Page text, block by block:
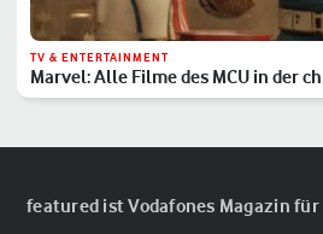
TV & ENTERTAINMENT
Marvel: Alle Filme des MCU in der
Reihenfolge
featured ist Vodafones Magazin